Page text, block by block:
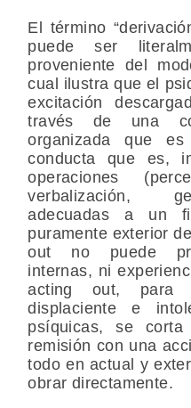
El término
puede ser
proveniente del
cual ilustra que el
excitación
través de una
organizada que
conducta que es,
operaciones
verbalización,
adecuadas a un
puramente exterior
out no puede
internas, ni
acting out, para
displaciente e
psíquicas, se
remisión con una
todo en actual y
obrar directamente.